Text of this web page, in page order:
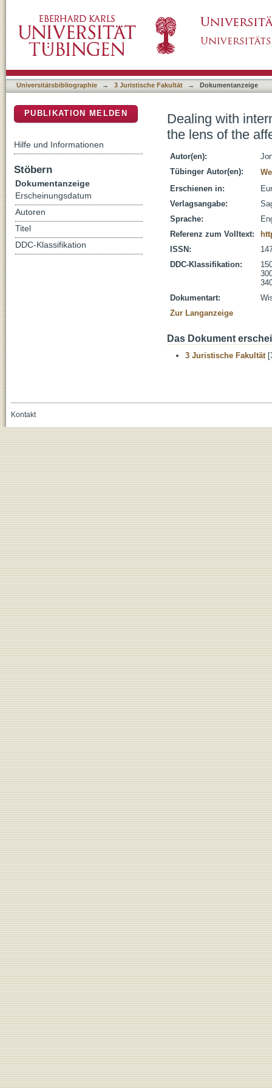
population
Universitätsbibliographie → 3 Juristische Fakultät → Dokumentanzeige
Dealing with
the lens of the
Autor(en):
Tübinger Autor(en):
Erschienen in:
Verlagsangabe:
Sprache:
Referenz zum Volltext:
ISSN:
DDC-Klassifikation:
Dokumentart:
Zur Langanzeige
Das Dokument
3 Juristische Fakultät
PUBLIKATION MELDEN
Hilfe und Informationen
Stöbern
Dokumentanzeige
Erscheinungsdatum
Autoren
Titel
DDC-Klassifikation
Kontakt